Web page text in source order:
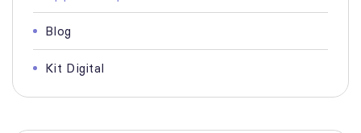
Blog
Kit Digital